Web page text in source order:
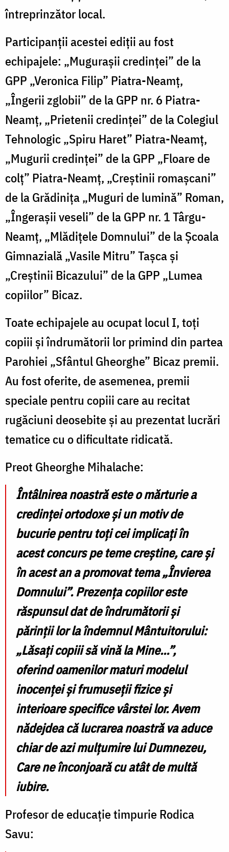
întreprinzător local.
Participanții acestei ediții au fost
echipajele: „Mugurașii credinței” de la
GPP „Veronica Filip” Piatra-Neamț,
„Îngerii zglobii” de la GPP nr. 6 Piatra-
Neamț, „Prietenii credinței” de la Colegiul
Tehnologic „Spiru Haret” Piatra-Neamț,
„Mugurii credinței” de la GPP „Floare de
colț” Piatra-Neamț, „Creștinii romașcani”
de la Grădinița „Muguri de lumină” Roman,
„Îngerașii veseli” de la GPP nr. 1 Târgu-
Neamț, „Mlădițele Domnului” de la Școala
Gimnazială „Vasile Mitru” Tașca și
„Creștinii Bicazului” de la GPP „Lumea
copiilor” Bicaz.
Toate echipajele au ocupat locul I, toți
copiii și îndrumătorii lor primind din partea
Parohiei „Sfântul Gheorghe” Bicaz premii.
Au fost oferite, de asemenea, premii
speciale pentru copiii care au recitat
rugăciuni deosebite și au prezentat lucrări
tematice cu o dificultate ridicată.
Preot Gheorghe Mihalache:
Întâlnirea noastră este o mărturie a
credinței ortodoxe și un motiv de
bucurie pentru toți cei implicați în
acest concurs pe teme creștine, care și
în acest an a promovat tema „Învierea
Domnului”. Prezența copiilor este
răspunsul dat de îndrumătorii și
părinții lor la îndemnul Mântuitorului:
„Lăsați copiii să vină la Mine…”,
oferind oamenilor maturi modelul
inocenței și frumuseții fizice și
interioare specifice vârstei lor. Avem
nădejdea că lucrarea noastră va aduce
chiar de azi mulțumire lui Dumnezeu,
Care ne înconjoară cu atât de multă
iubire.
Profesor de educație timpurie Rodica
Savu: